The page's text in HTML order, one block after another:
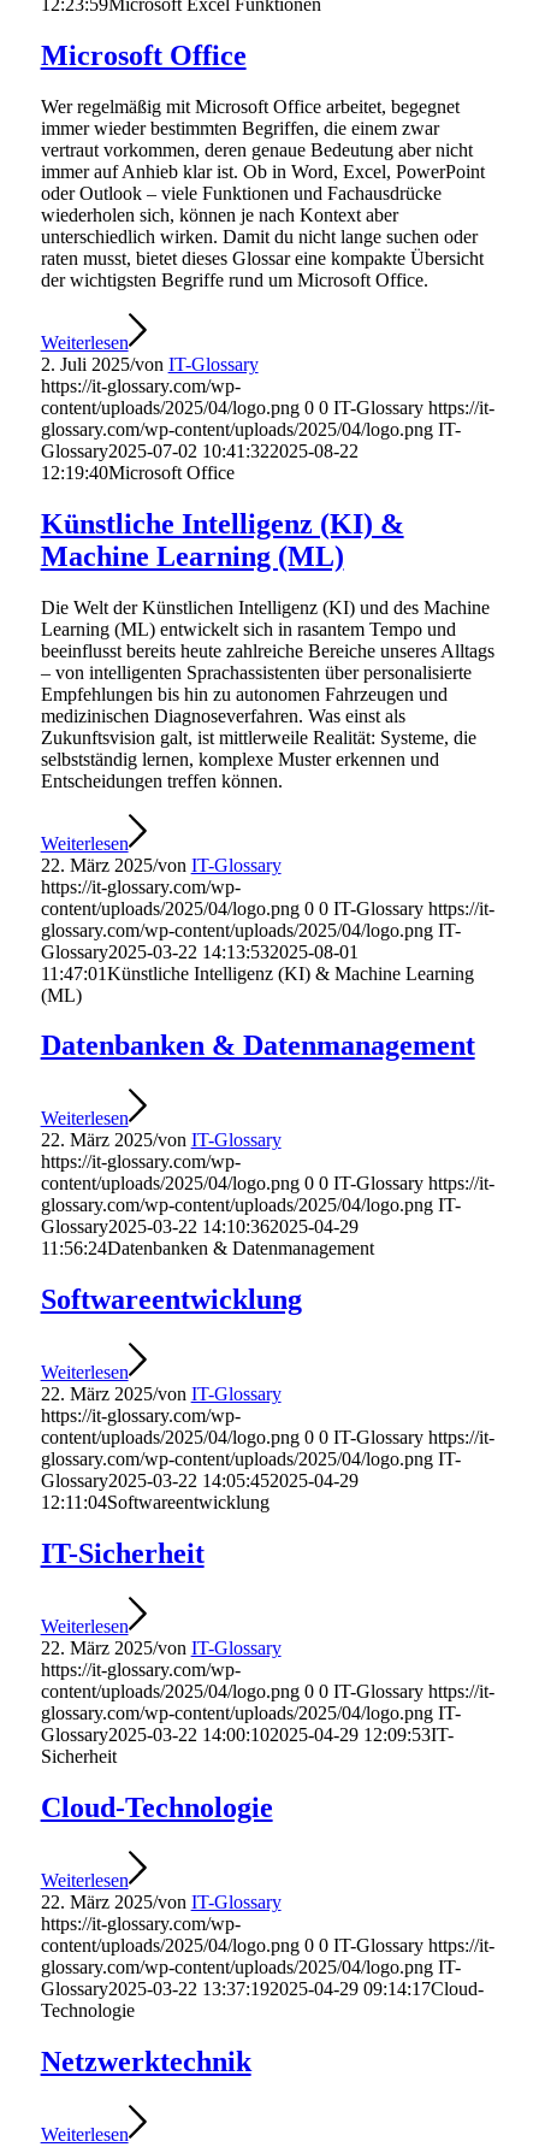
Microsoft Office
Wer regelmäßig mit Microsoft Office arbeitet, begegnet
immer wieder bestimmten Begriffen, die einem zwar
vertraut vorkommen, deren genaue Bedeutung aber nicht
immer auf Anhieb klar ist. Ob in Word, Excel, PowerPoint
oder Outlook – viele Funktionen und Fachausdrücke
wiederholen sich, können je nach Kontext aber
unterschiedlich wirken. Damit du nicht lange suchen oder
raten musst, bietet dieses Glossar eine kompakte Übersicht
der wichtigsten Begriffe rund um Microsoft Office.
Weiterlesen
2. Juli 2025/von IT-Glossary
https://it-glossary.com/wp-
content/uploads/2025/04/logo.png 0 0 IT-Glossary https://it-
glossary.com/wp-content/uploads/2025/04/logo.png IT-
Glossary2025-07-02 10:41:322025-08-22
12:19:40Microsoft Office
Künstliche Intelligenz (KI) &
Machine Learning (ML)
Die Welt der Künstlichen Intelligenz (KI) und des Machine
Learning (ML) entwickelt sich in rasantem Tempo und
beeinflusst bereits heute zahlreiche Bereiche unseres Alltags
– von intelligenten Sprachassistenten über personalisierte
Empfehlungen bis hin zu autonomen Fahrzeugen und
medizinischen Diagnoseverfahren. Was einst als
Zukunftsvision galt, ist mittlerweile Realität: Systeme, die
selbstständig lernen, komplexe Muster erkennen und
Entscheidungen treffen können.
Weiterlesen
22. März 2025/von IT-Glossary
https://it-glossary.com/wp-
content/uploads/2025/04/logo.png 0 0 IT-Glossary https://it-
glossary.com/wp-content/uploads/2025/04/logo.png IT-
Glossary2025-03-22 14:13:532025-08-01
11:47:01Künstliche Intelligenz (KI) & Machine Learning
(ML)
Datenbanken & Datenmanagement
Weiterlesen
22. März 2025/von IT-Glossary
https://it-glossary.com/wp-
content/uploads/2025/04/logo.png 0 0 IT-Glossary https://it-
glossary.com/wp-content/uploads/2025/04/logo.png IT-
Glossary2025-03-22 14:10:362025-04-29
11:56:24Datenbanken & Datenmanagement
Softwareentwicklung
Weiterlesen
22. März 2025/von IT-Glossary
https://it-glossary.com/wp-
content/uploads/2025/04/logo.png 0 0 IT-Glossary https://it-
glossary.com/wp-content/uploads/2025/04/logo.png IT-
Glossary2025-03-22 14:05:452025-04-29
12:11:04Softwareentwicklung
IT-Sicherheit
Weiterlesen
22. März 2025/von IT-Glossary
https://it-glossary.com/wp-
content/uploads/2025/04/logo.png 0 0 IT-Glossary https://it-
glossary.com/wp-content/uploads/2025/04/logo.png IT-
Glossary2025-03-22 14:00:102025-04-29 12:09:53IT-
Sicherheit
Cloud-Technologie
Weiterlesen
22. März 2025/von IT-Glossary
https://it-glossary.com/wp-
content/uploads/2025/04/logo.png 0 0 IT-Glossary https://it-
glossary.com/wp-content/uploads/2025/04/logo.png IT-
Glossary2025-03-22 13:37:192025-04-29 09:14:17Cloud-
Technologie
Netzwerktechnik
Weiterlesen